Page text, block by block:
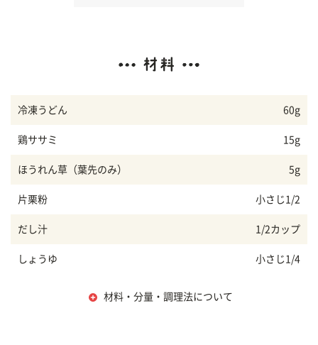
冷凍うどん 60g
鶏ササミ 15g
ほうれん草（葉先のみ） 5g
片栗粉 小さじ1/2
だし汁 1/2カップ
しょうゆ 小さじ1/4
材料・分量・調理法について